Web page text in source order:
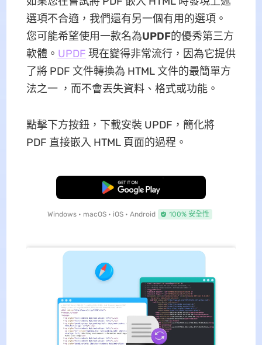
選項不合適，我們還有另一個有用的選項。
您可能希望使用一款名為UPDF的優秀第三方
軟體。 UPDF 現在變得非常流行，因為它提供
了將 PDF 文件轉換為 HTML 文件的最簡單方
法之一 ，而不會丟失資料、格式或功能。
點擊下方按鈕，下載安裝 UPDF，簡化將
PDF 直接嵌入 HTML 頁面的過程。
免費下載
Windows • macOS • iOS • Android 100% 安全性